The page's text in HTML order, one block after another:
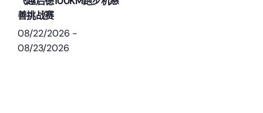
善挑战赛
08/22/2026 -
08/23/2026